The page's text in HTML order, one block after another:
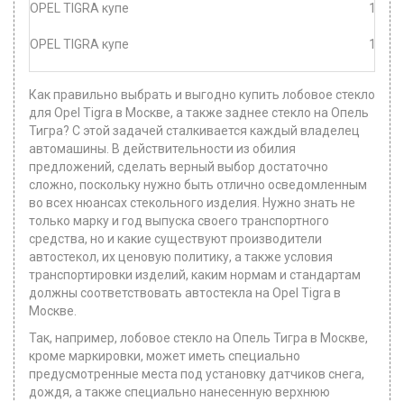
OPEL TIGRA купе
OPEL TIGRA купе
Как правильно выбрать и выгодно купить лобовое стекло
для Opel Tigra в Москве, а также заднее стекло на Опель
Тигра? С этой задачей сталкивается каждый владелец
автомашины. В действительности из обилия
предложений, сделать верный выбор достаточно
сложно, поскольку нужно быть отлично осведомленным
во всех нюансах стекольного изделия. Нужно знать не
только марку и год выпуска своего транспортного
средства, но и какие существуют производители
автостекол, их ценовую политику, а также условия
транспортировки изделий, каким нормам и стандартам
должны соответствовать автостекла на Opel Tigra в
Москве.
Так, например, лобовое стекло на Опель Тигра в Москве,
кроме маркировки, может иметь специально
предусмотренные места под установку датчиков снега,
дождя, а также специально нанесенную верхнюю